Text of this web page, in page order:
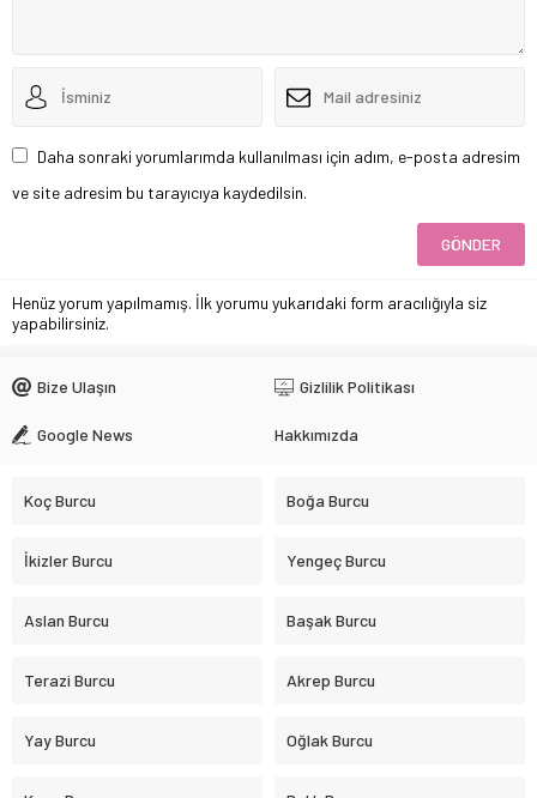
Daha sonraki yorumlarımda kullanılması için adım, e-posta adresim
ve site adresim bu tarayıcıya kaydedilsin.
Henüz yorum yapılmamış. İlk yorumu yukarıdaki form aracılığıyla siz
yapabilirsiniz.
Bize Ulaşın Gizlilik Politikası
Google News Hakkımızda
Koç Burcu Boğa Burcu
İkizler Burcu Yengeç Burcu
Aslan Burcu Başak Burcu
Terazi Burcu Akrep Burcu
Yay Burcu Oğlak Burcu